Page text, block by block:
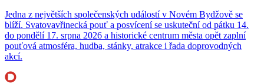
Jedna z největších společenských událostí v Novém Bydžově se
blíží. Svatovavřinecká pouť a posvícení se uskuteční od pátku 14.
do pondělí 17. srpna 2026 a historické centrum města opět zaplní
pouťová atmosféra, hudba, stánky, atrakce i řada doprovodných
akcí.